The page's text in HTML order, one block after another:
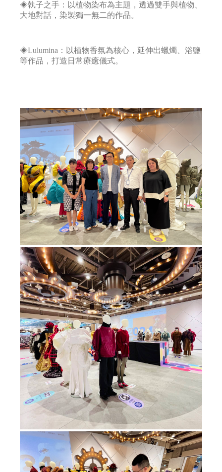
◈執子之手：以植物染布為主題，透過雙手與植物、
大地對話，染製獨一無二的作品。
◈Lulumina：以植物香氛為核心，延伸出蠟燭、浴鹽
等作品，打造日常療癒儀式。